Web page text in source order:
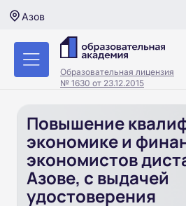
Азов
Образовательная лицензия
№ 1630 от 23.12.2015
Повышение
экономике и
экономистов
Азове, с выдачей
удостоверения